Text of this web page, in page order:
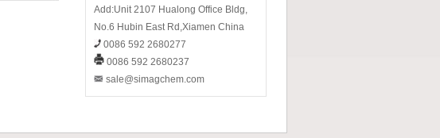
Add:Unit 2107 Hualong Office Bldg,
No.6 Hubin East Rd,Xiamen China
0086 592 2680277
0086 592 2680237
sale@simagchem.com